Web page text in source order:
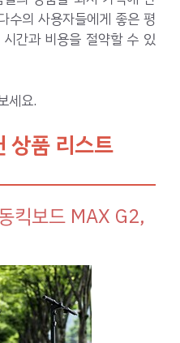
수의 사용자들에게 좋은 평
간과 비용을 절약할 수 있
세요.
상품 리스트
킥보드 MAX G2,